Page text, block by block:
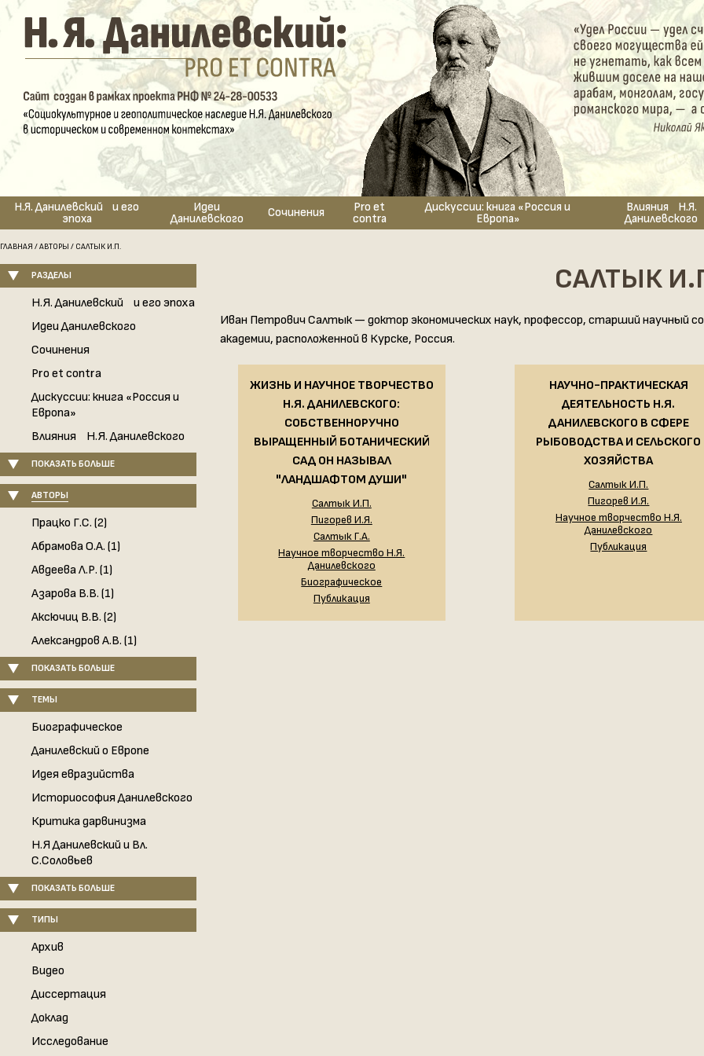
Н.Я. Данилевский и его
эпоха
Идеи
Данилевского Сочинения Pro et
contra
Дискуссии: книга «Россия и
Европа»
Влияния Н.Я.
Данилевского
ГЛАВНАЯ /АВТОРЫ / САЛТЫК И.П.
РАЗДЕЛЫ
Н.Я. Данилевский и его эпоха
Идеи Данилевского
Сочинения
Pro et contra
Дискуссии: книга «Россия и
Европа»
Влияния Н.Я. Данилевского
ПОКАЗАТЬ БОЛЬШЕ
АВТОРЫ
Працко Г.С. (2)
Абрамова О.А. (1)
Авдеева Л.Р. (1)
Азарова В.В. (1)
Аксючиц В.В. (2)
Александров А.В. (1)
ПОКАЗАТЬ БОЛЬШЕ
ТЕМЫ
Биографическое
Данилевский о Европе
Идея евразийства
Историософия Данилевского
Критика дарвинизма
Н.Я Данилевский и Вл.
С.Соловьев
ПОКАЗАТЬ БОЛЬШЕ
ТИПЫ
Архив
Видео
Диссертация
Доклад
Исследование
САЛТЫК
Иван Петрович Салтык — доктор экономических наук, профессор, старший научный
академии, расположенной в Курске, Россия.
ЖИЗНЬ И НАУЧНОЕ ТВОРЧЕСТВО
Н.Я. ДАНИЛЕВСКОГО:
СОБСТВЕННОРУЧНО
ВЫРАЩЕННЫЙ БОТАНИЧЕСКИЙ
САД ОН НАЗЫВАЛ
"ЛАНДШАФТОМ ДУШИ"
Салтык И.П.
Пигорев И.Я.
Салтык Г.А.
Научное творчество Н.Я.
Данилевского
Биографическое
Публикация
НАУЧНО-ПРАКТИЧЕСКАЯ
ДЕЯТЕЛЬНОСТЬ Н.Я.
ДАНИЛЕВСКОГО В СФЕРЕ
РЫБОВОДСТВА И СЕЛЬСКОГО
ХОЗЯЙСТВА
Салтык И.П.
Пигорев И.Я.
Научное творчество Н.Я.
Данилевского
Публикация